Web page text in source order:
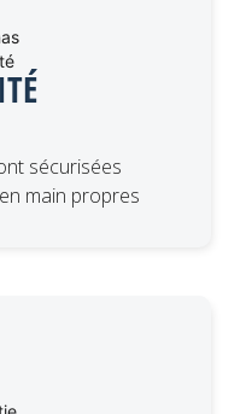
sécurisées
main propres